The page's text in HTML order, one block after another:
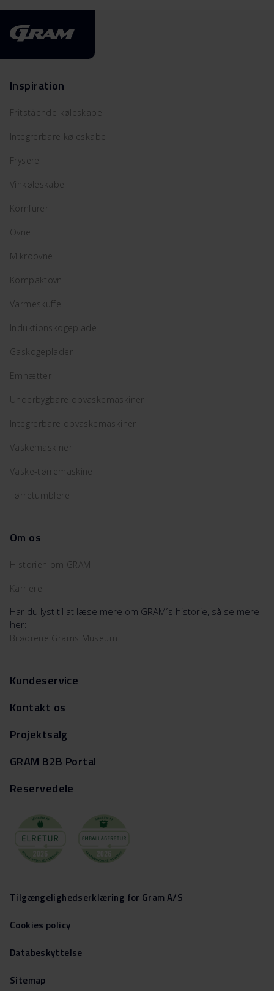
Inspiration
Fritstående køleskabe
Integrerbare køleskabe
Frysere
Vinkøleskabe
Komfurer
Ovne
Mikroovne
Kompaktovn
Varmeskuffe
Induktionskogeplade
Gaskogeplader
Emhætter
Underbygbare opvaskemaskiner
Integrerbare opvaskemaskiner
Vaskemaskiner
Vaske-tørremaskine
Tørretumblere
Om os
Historien om GRAM
Karriere
Har du lyst til at læse mere om GRAM´s historie, så se mere
her:
Brødrene Grams Museum
Kundeservice
Kontakt os
Projektsalg
GRAM B2B Portal
Reservedele
Tilgængelighedserklæring for Gram A/S
Cookies policy
Databeskyttelse
Sitemap